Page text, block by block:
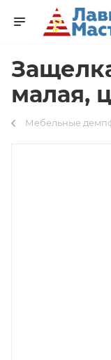
малая,
Мебельные